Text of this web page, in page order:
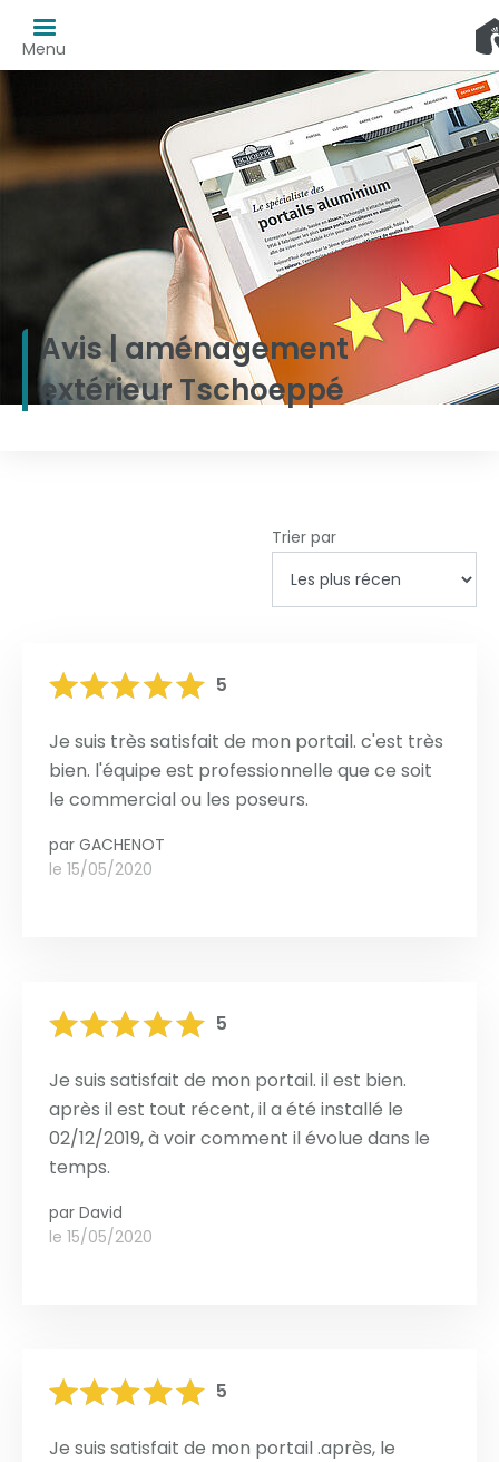
Menu
Avis | aménagement
extérieur Tschoeppé
Trier par
5
Je suis très satisfait de mon portail. c'est très
bien. l'équipe est professionnelle que ce soit
le commercial ou les poseurs.
par GACHENOT
le 15/05/2020
5
Je suis satisfait de mon portail. il est bien.
après il est tout récent, il a été installé le
02/12/2019, à voir comment il évolue dans le
temps.
par David
le 15/05/2020
5
Je suis satisfait de mon portail .après, le